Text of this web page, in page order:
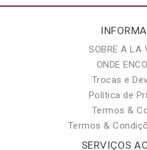
SOBRE A LA
ONDE
Trocas e
Política de
Termos &
Termos &
SERVIÇOS